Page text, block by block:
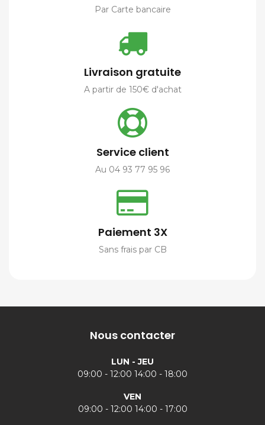
Par Carte bancaire
Livraison gratuite
A partir de 150€ d'achat
Service client
Au 04 93 77 95 96
Paiement 3X
Sans frais par CB
Nous contacter
LUN - JEU
09:00 - 12:00 14:00 - 18:00
VEN
09:00 - 12:00 14:00 - 17:00